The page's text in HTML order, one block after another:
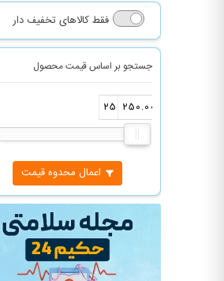
فقط کالاهای تخفیف دار
جستجو بر اساس قیمت محصول
250.000
250.000
اعمال محدوه قیمت